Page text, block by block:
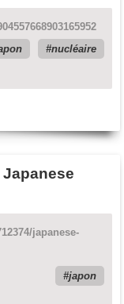
nucléaire
japanese-
japon